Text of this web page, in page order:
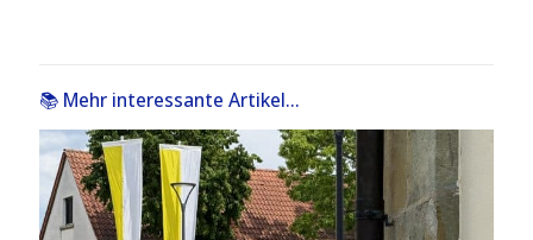
📚 Mehr interessante Artikel...